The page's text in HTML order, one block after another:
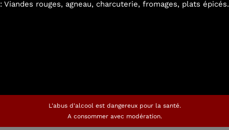
: Viandes rouges, agneau, charcuterie, fromages, plats épicés.
L'abus d'alcool est dangereux pour la santé.
A consommer avec modération.